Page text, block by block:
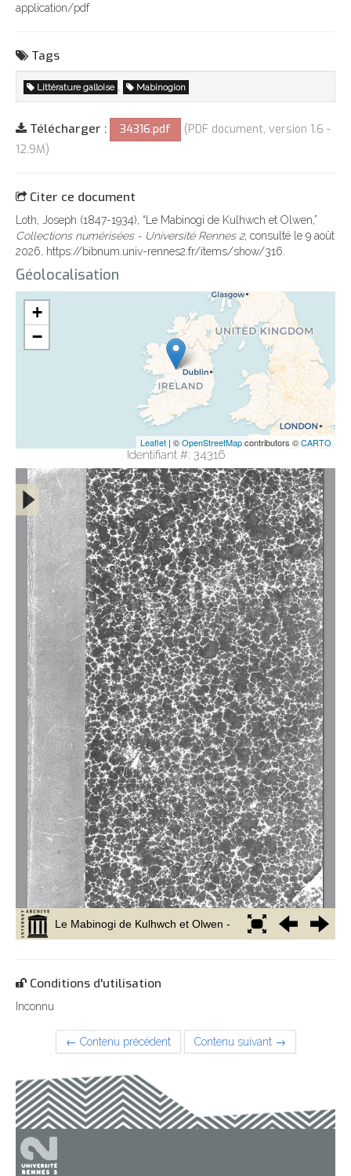
application/pdf
Tags
Littérature galloise , Mabinogion
Télécharger : 34316.pdf
(PDF document, version 1.6 -
12.9M)
Citer ce document
Loth, Joseph (1847-1934), “Le Mabinogi de Kulhwch et Olwen,”
Collections numérisées - Université Rennes 2, consulté le 9 août
2026, https://bibnum.univ-rennes2.fr/items/show/316.
Géolocalisation
+
−
Leaflet | ©OpenStreetMapcontributors ©CARTO
Identifiant #: 34316
Conditions d'utilisation
Inconnu
← Contenu précédent Contenu suivant →